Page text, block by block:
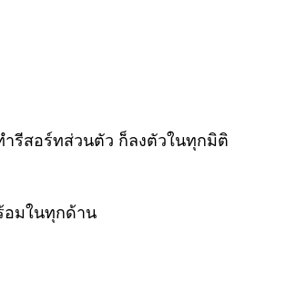
รีสอร์ทส่วนตัว ก็ลงตัวในทุกมิติ
อมในทุกด้าน